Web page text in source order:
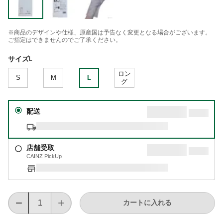
※商品のデザインや仕様、原産国は予告なく変更となる場合がございます。
ご指定はできませんのでご了承ください。
サイズL
S M L
ロン
グ
配送
店舗受取
CAINZ PickUp
カートに入れる